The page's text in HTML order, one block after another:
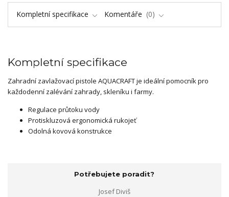
Kompletní specifikace Komentáře 0
Kompletní specifikace
Zahradní zavlažovací pistole AQUACRAFT je ideální pomocník pro
každodenní zalévání zahrady, skleníku i farmy.
Regulace průtoku vody
Protiskluzová ergonomická rukojeť
Odolná kovová konstrukce
Potřebujete poradit?
Josef Diviš